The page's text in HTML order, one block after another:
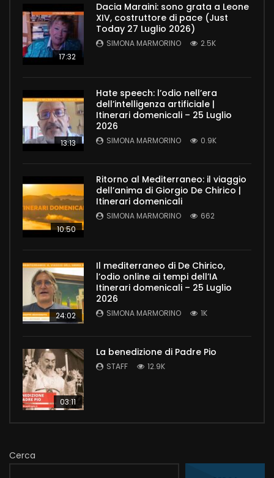
17:32
Dacia Maraini: sono grata a Leone
XIV, costruttore di pace (Just
Today 27 Luglio 2026)
SIMONA MARMORINO 2.5K
13:13
Hate speech: l’odio nell’era
dell’intelligenza artificiale |
Itinerari domenicali – 25 Luglio
2026
SIMONA MARMORINO 0.9K
10:50
Ritorno al Mediterraneo: il viaggio
dell’anima di Giorgio De Chirico |
Itinerari domenicali
SIMONA MARMORINO 662
24:02
Il mediterraneo di De Chirico,
l’odio online ai tempi dell’IA
Itinerari domenicali – 25 Luglio
2026
SIMONA MARMORINO 1K
03:11
La benedizione di Padre Pio
STAFF 12.9K
Cerca